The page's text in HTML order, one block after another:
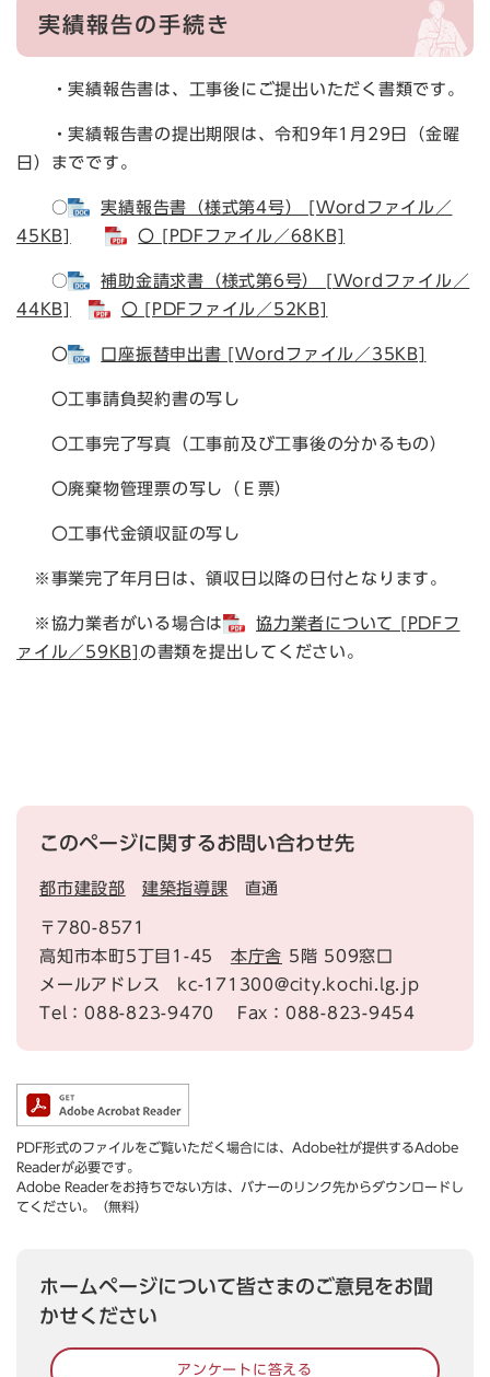
実績報告の手続き
・実績報告書は、工事後にご提出いただく書類です。
・実績報告書の提出期限は、令和9年1月29日（金曜
日）までです。
○
実績報告書（様式第4号） [Wordファイル／
45KB]
〇 [PDFファイル／68KB]
○
補助金請求書（様式第6号） [Wordファイル／
44KB]
〇 [PDFファイル／52KB]
〇 口座振替申出書 [Wordファイル／35KB]
〇工事請負契約書の写し
〇工事完了写真（工事前及び工事後の分かるもの）
〇廃棄物管理票の写し（Ｅ票）
〇工事代金領収証の写し
※事業完了年月日は、領収日以降の日付となります。
※協力業者がいる場合は
協力業者について [PDFフ
ァイル／59KB] の書類を提出してください。
このページに関するお問い合わせ先
都市建設部 建築指導課 直通
〒780-8571
高知市本町5丁目1-45 本庁舎 5階 509窓口
メールアドレス kc-171300@city.kochi.lg.jp
Tel：088-823-9470
Fax：088-823-9454
PDF形式のファイルをご覧いただく場合には、Adobe社が提供するAdobe
Readerが必要です。
Adobe Readerをお持ちでない方は、バナーのリンク先からダウンロードし
てください。（無料）
ホームページについて皆さまのご意見をお聞
かせください
アンケートに答える